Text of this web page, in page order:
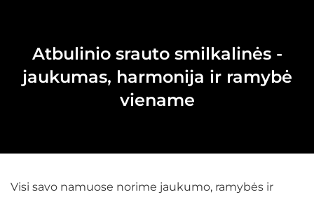
Atbulinio srauto smilkalinės -
jaukumas, harmonija ir ramybė
viename
Visi savo namuose norime jaukumo, ramybės ir